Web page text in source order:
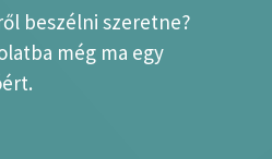
beszélni szeretne?
még ma egy